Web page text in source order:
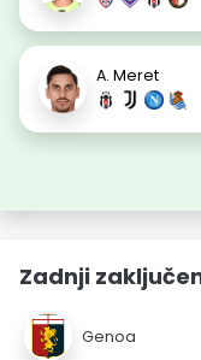
A. Meret
Zadnji
Genoa